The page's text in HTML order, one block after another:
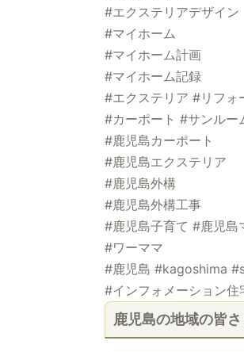
#エクステリアデザイン
#マイホーム
#マイホーム計画
#マイホーム記録
#エクステリア #リフォ
#カーポート #サンルー
#鹿児島カーポート
#鹿児島エクステリア
#鹿児島外構
#鹿児島外構工事
#鹿児島子育て #鹿児島
#ワーママ
#鹿児島 #kagoshima
#インフォメーション住
鹿児島の地域の皆